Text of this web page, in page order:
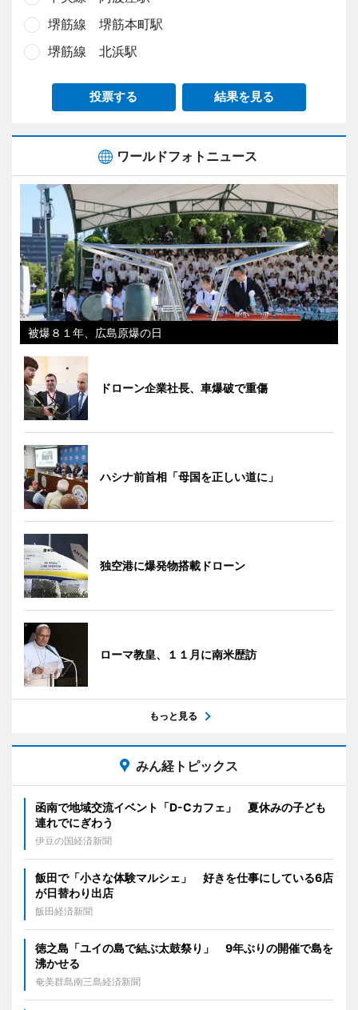
堺筋線 堺筋本町駅
堺筋線 北浜駅
投票する 結果を見る
ワールドフォトニュース
被爆８１年、広島原爆の日
ドローン企業社長、車爆破で重傷
ハシナ前首相「母国を正しい道に」
独空港に爆発物搭載ドローン
ローマ教皇、１１月に南米歴訪
もっと見る
みん経トピックス
函南で地域交流イベント「D-Cカフェ」 夏休みの子ども
連れでにぎわう
伊豆の国経済新聞
飯田で「小さな体験マルシェ」 好きを仕事にしている6店
が日替わり出店
飯田経済新聞
徳之島「ユイの島で結ぶ太鼓祭り」 9年ぶりの開催で島を
沸かせる
奄美群島南三島経済新聞